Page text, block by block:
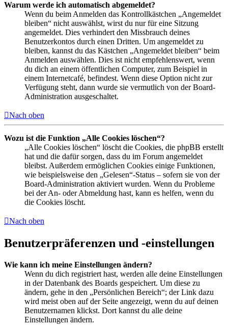
Warum werde ich automatisch abgemeldet?
Wenn du beim Anmelden das Kontrollkästchen „Angemeldet
bleiben“ nicht auswählst, wirst du nur für eine Sitzung
angemeldet. Dies verhindert den Missbrauch deines
Benutzerkontos durch einen Dritten. Um angemeldet zu
bleiben, kannst du das Kästchen „Angemeldet bleiben“ beim
Anmelden auswählen. Dies ist nicht empfehlenswert, wenn
du dich an einem öffentlichen Computer, zum Beispiel in
einem Internetcafé, befindest. Wenn diese Option nicht zur
Verfügung steht, dann wurde sie vermutlich von der Board-
Administration ausgeschaltet.
Nach oben
Wozu ist die Funktion „Alle Cookies löschen“?
„Alle Cookies löschen“ löscht die Cookies, die phpBB erstellt
hat und die dafür sorgen, dass du im Forum angemeldet
bleibst. Außerdem ermöglichen Cookies einige Funktionen,
wie beispielsweise den „Gelesen“-Status – sofern sie von der
Board-Administration aktiviert wurden. Wenn du Probleme
bei der An- oder Abmeldung hast, kann es helfen, wenn du
die Cookies löscht.
Nach oben
Benutzerpräferenzen und -einstellungen
Wie kann ich meine Einstellungen ändern?
Wenn du dich registriert hast, werden alle deine Einstellungen
in der Datenbank des Boards gespeichert. Um diese zu
ändern, gehe in den „Persönlichen Bereich“; der Link dazu
wird meist oben auf der Seite angezeigt, wenn du auf deinen
Benutzernamen klickst. Dort kannst du alle deine
Einstellungen ändern.